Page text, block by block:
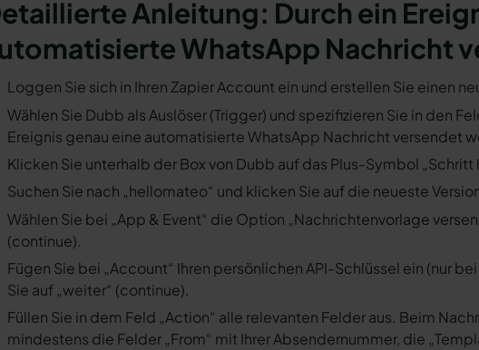
Anleitung: Durch ein
WhatsApp Nachricht
Loggen Sie sich in Ihren Zapier Account ein und erstellen Sie einen
Wählen Sie Dubb als Auslöser (Trigger) und spezifizieren Sie in den
Ereignis genau eine automatisierte WhatsApp Nachricht versendet
Klicken Sie unterhalb der Box von Dubb auf das Plus-Symbol „Schritt
Suchen Sie nach „hellomateo“ und klicken Sie auf die neueste
Wählen Sie bei „App & Event“ die Option „Nachrichtenvorlage
(continue).
Fügen Sie bei „Account“ Ihren persönlichen API-Schlüssel ein (nur
Sie auf „weiter“ (continue).
Füllen Sie in dem Feld „Action“ alle relevanten Felder aus. Beim
mindestens die Felder „From“ mit Ihrer Absendernummer, die